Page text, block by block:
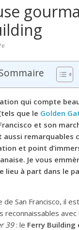
qui compte
que le Golden
et son
remarquables
et point
Je vous
lieu à part dans le
San Francisco, il
reconnaissables avec
39: le Ferry Building